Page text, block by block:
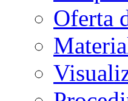
Oferta